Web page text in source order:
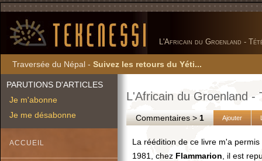
L'Africain du Groenland -
Traversée du Népal - Suivez les retours du Yéti...
PARUTIONS D'ARTICLES
Je m'abonne
Je me désabonne
ACCUEIL
L'Africain du Groenland -
Commentaires >1 Ajouter
La réédition de ce livre m'a
1981, chez Flammarion , il est